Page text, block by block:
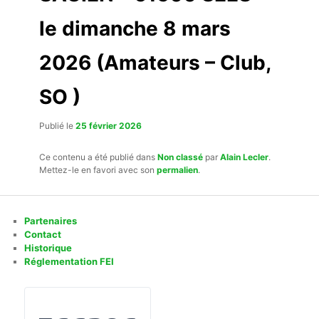
le dimanche 8 mars
2026 (Amateurs – Club,
SO )
Publié le 25 février 2026
Ce contenu a été publié dans Non classépar Alain Lecler.
Mettez-le en favori avec son permalien.
Partenaires
Contact
Historique
Réglementation FEI